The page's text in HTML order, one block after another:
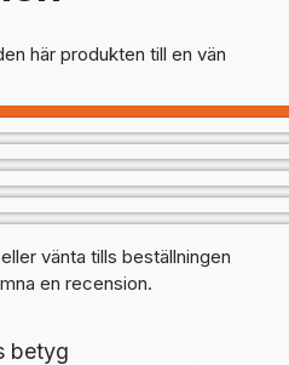
här produkten till en vän
vänta tills beställningen
en recension.
betyg